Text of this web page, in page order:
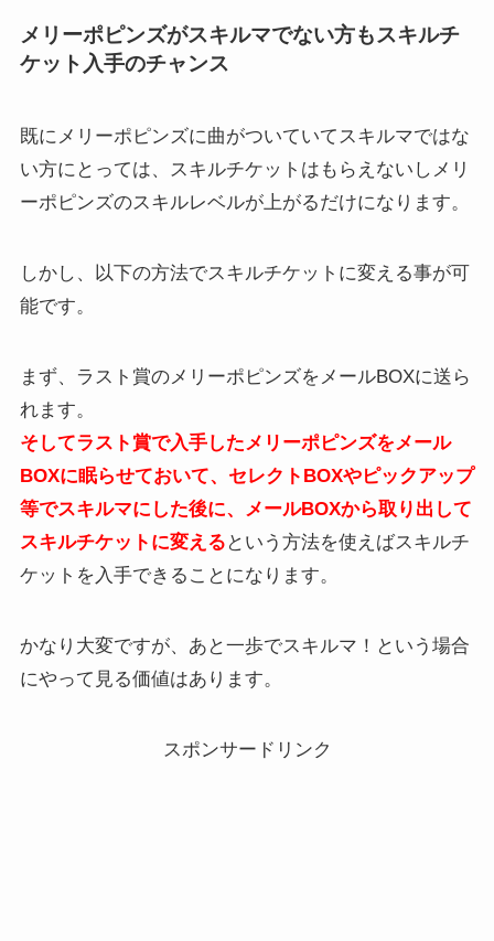
メリーポピンズがスキルマでない方もスキルチ
ケット入手のチャンス
既にメリーポピンズに曲がついていてスキルマではな
い方にとっては、スキルチケットはもらえないしメリ
ーポピンズのスキルレベルが上がるだけになります。
しかし、以下の方法でスキルチケットに変える事が可
能です。
まず、ラスト賞のメリーポピンズをメールBOXに送ら
れます。
そしてラスト賞で入手したメリーポピンズをメール
BOXに眠らせておいて、セレクトBOXやピックアップ
等でスキルマにした後に、メールBOXから取り出して
スキルチケットに変える という方法を使えばスキルチ
ケットを入手できることになります。
かなり大変ですが、あと一歩でスキルマ！という場合
にやって見る価値はあります。
スポンサードリンク